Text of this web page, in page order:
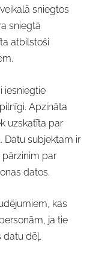
sniegtos
sniegtā
atbilstoši
iesniegtie
Apzināta
uzskatīta par
Datu subjektam ir
pārzinim par
datos.
kas
ja tie
datu dēļ.